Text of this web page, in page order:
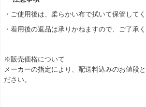
・ご使用後は、柔らかい布で拭いて保管してく
・着用後の返品は承りかねますので、ご了承く
※販売価格について
メーカーの指定により、配送料込みのお値段
ださい。